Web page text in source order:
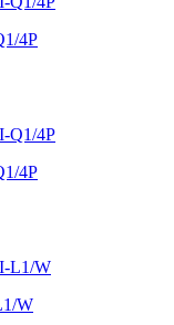
4P
4P
W